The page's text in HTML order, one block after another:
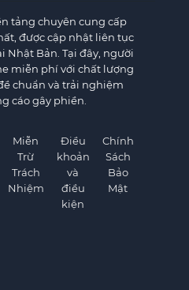
tảng chuyên cung cấp
được cập nhật liên tục
Nhật Bản. Tại đây, người
miễn phí với chất lượng
chuẩn và trải nghiệm
cáo gây phiền.
Miễn
Trừ
Trách
Nhiệm
Điều
khoản
và
điều
kiện
Chính
Sách
Bảo
Mật